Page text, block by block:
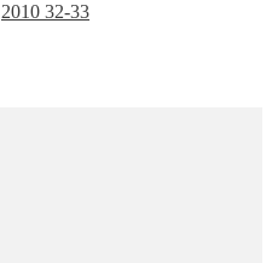
2010 32-33